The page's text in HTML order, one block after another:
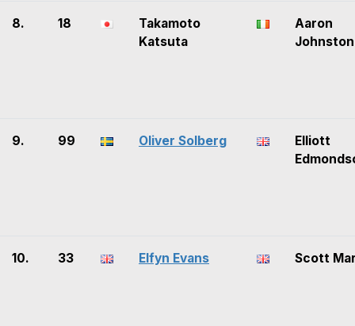
8. 18
Takamoto
Katsuta
Aaron
Johnston
9. 99 Oliver Solberg
Elliott
10. 33 Elfyn Evans Scott